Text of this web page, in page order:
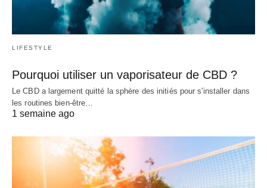
LIFESTYLE
Pourquoi utiliser un vaporisateur de CBD ?
Le CBD a largement quitté la sphère des initiés pour s'installer dans
les routines bien-être…
1 semaine ago